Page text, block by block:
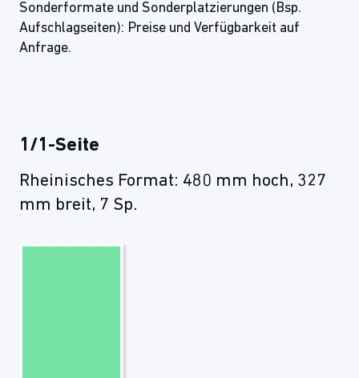
Sonderformate und Sonderplatzierungen (Bsp.
Aufschlagseiten): Preise und Verfügbarkeit auf
Anfrage.
1/1-Seite
Rheinisches Format: 480 mm hoch, 327
mm breit, 7 Sp.